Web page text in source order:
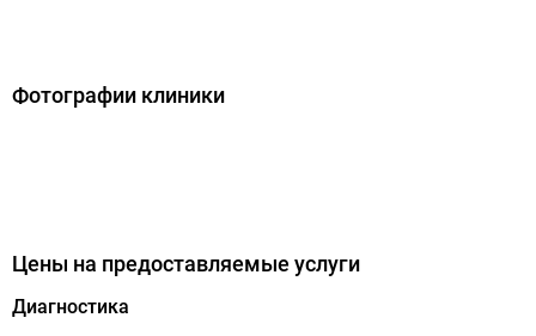
Фотографии клиники
Цены на предоставляемые услуги
Диагностика